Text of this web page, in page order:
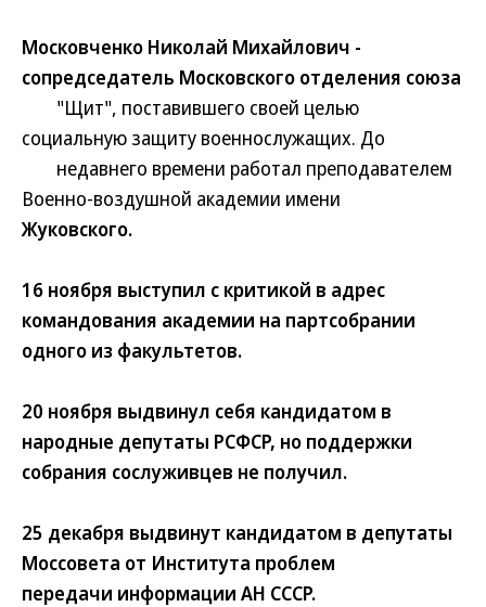
Московченко Николай Михайлович -
сопредседатель Московского отделения союза
"Щит", поставившего своей целью
социальную защиту военнослужащих. До
недавнего времени работал преподавателем
Военно-воздушной академии имени
Жуковского.
16 ноября выступил с критикой в адрес
командования академии на партсобрании
одного из факультетов.
20 ноября выдвинул себя кандидатом в
народные депутаты РСФСР, но поддержки
собрания сослуживцев не получил.
25 декабря выдвинут кандидатом в депутаты
Моссовета от Института проблем
передачи информации АН СССР.